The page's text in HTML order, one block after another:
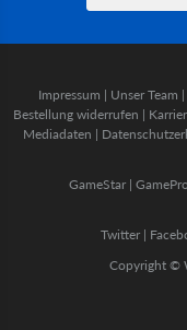
Impressum | Unser Team |
Bestellung widerrufen |
Mediadaten |
GameStar| GamePro
Twitter |
Copyright ©